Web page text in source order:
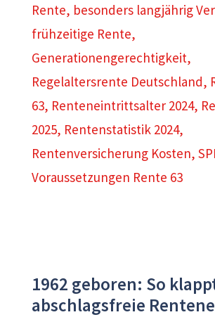
Rente, besonders langjährig
frühzeitige Rente,
Generationengerechtigkeit,
Regelaltersrente Deutschland,
63, Renteneintrittsalter 2024,
2025, Rentenstatistik 2024,
Rentenversicherung Kosten,
Voraussetzungen Rente 63
1962 geboren: So
abschlagsfreie